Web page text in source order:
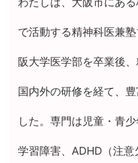
で活動する精神科医兼
阪大学医学部を卒業後
国内外の研修を経て、
した。専門は児童・青
学習障害、ADHD（注意